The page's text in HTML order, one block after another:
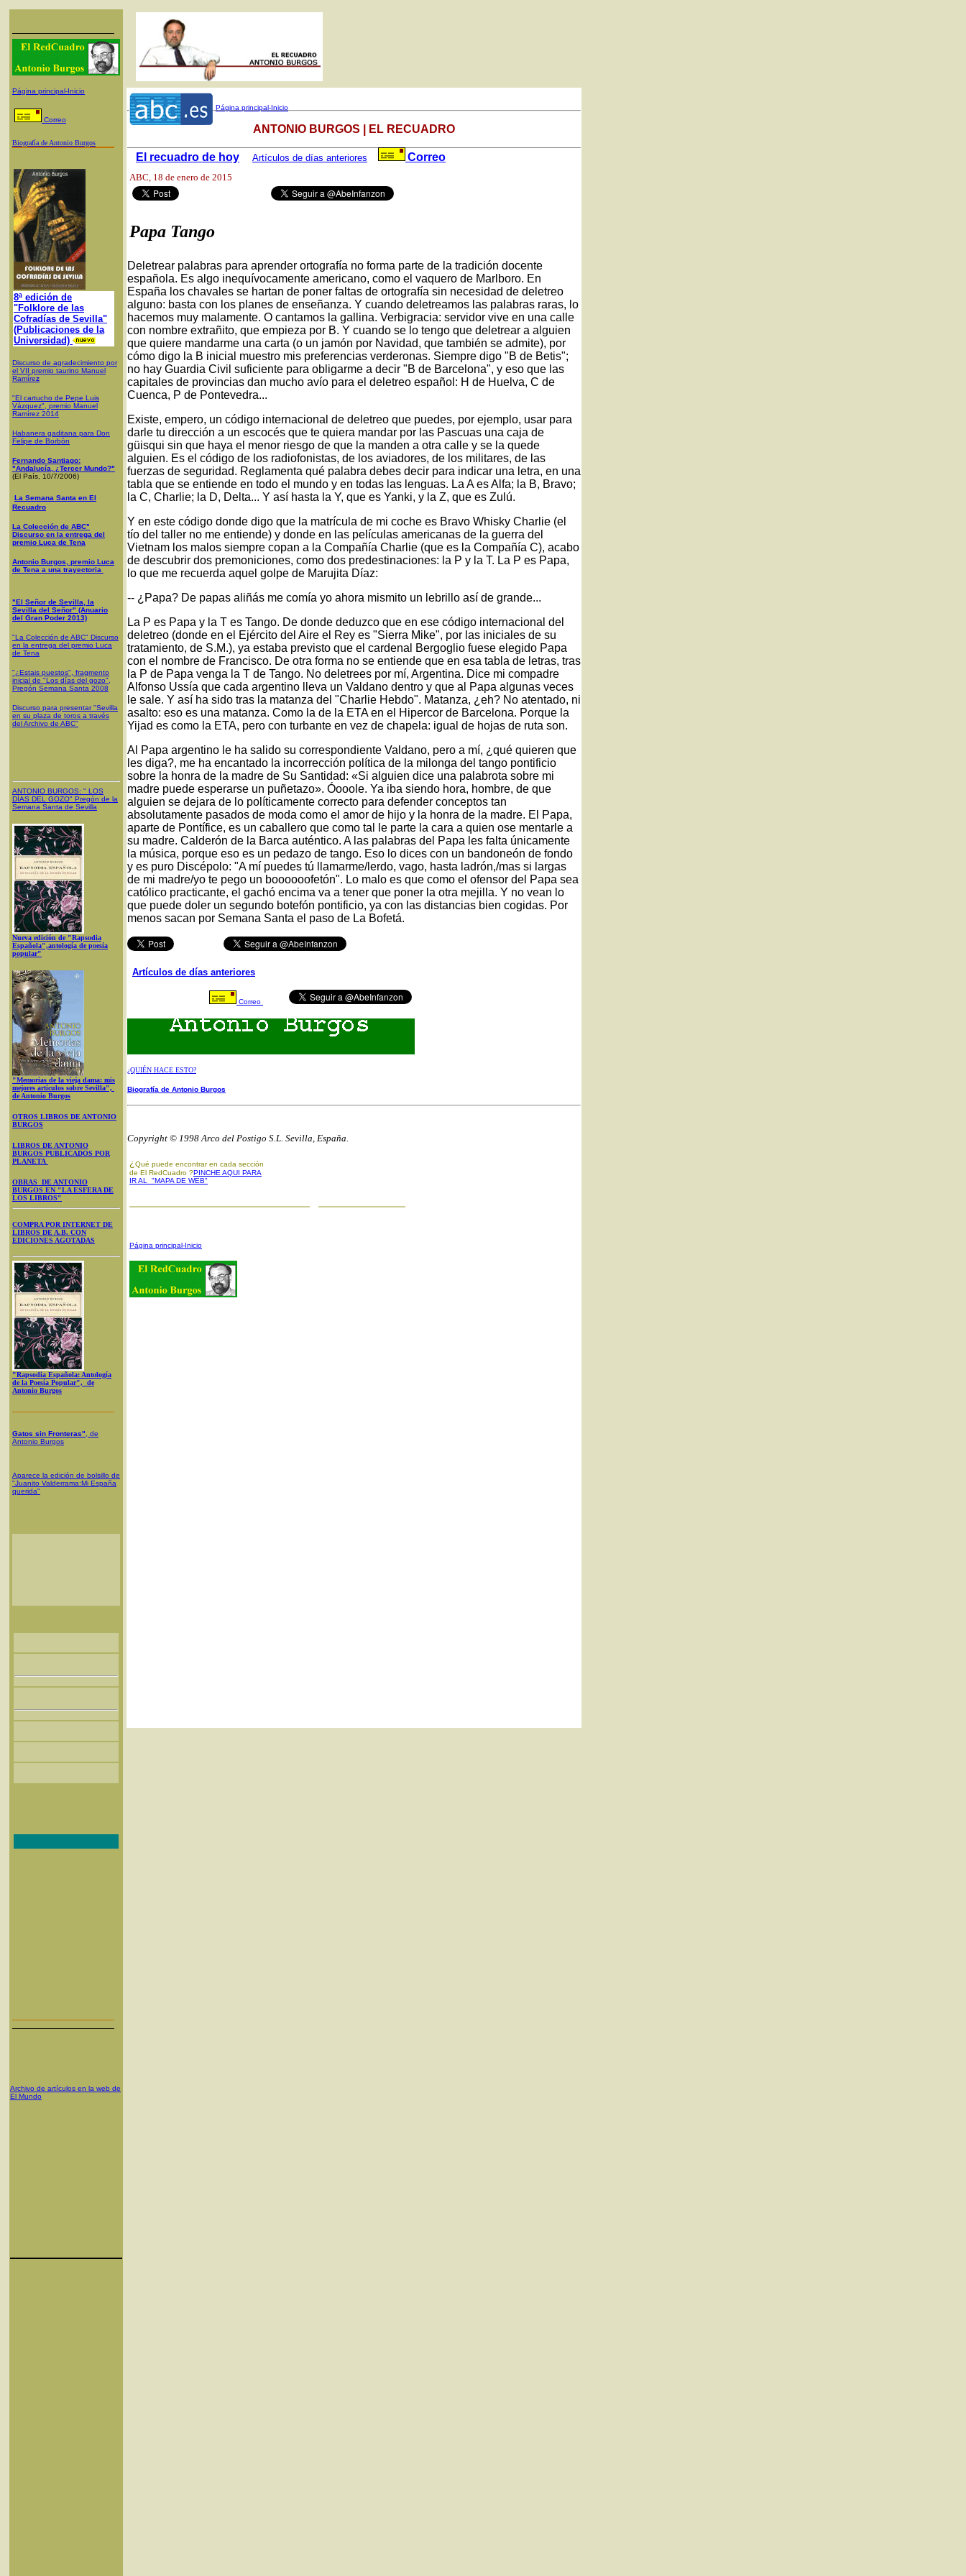
Página principal-Inicio
Correo
Biografía de Antonio Burgos
8ª edición de
"Folklore de las
Cofradías de Sevilla"
(Publicaciones de la
Universidad)
Discurso de agradecimiento por
el VII premio taurino Manuel
Ramírez
"El cartucho de Pepe Luis
Vázquez", premio Manuel
Ramírez 2014
Habanera gaditana para Don
Felipe de Borbón
Fernando Santiago:
"Andalucía, ¿Tercer Mundo?"
(El País, 10/7/2006)
La Semana Santa en El
Recuadro
La Colección de ABC"
Discurso en la entrega del
premio Luca de Tena
Antonio Burgos, premio Luca
de Tena a una trayectoria
"El Señor de Sevilla, la
Sevilla del Señor" (Anuario
del Gran Poder 2013)
"La Colección de ABC" Discurso
en la entrega del premio Luca
de Tena
"¿Estais puestos", fragmento
inicial de "Los días del gozo",
Pregón Semana Santa 2008
Discurso para presentar "Sevilla
en su plaza de toros a través
del Archivo de ABC"
ANTONIO BURGOS: " LOS
DÍAS DEL GOZO" Pregón de la
Semana Santa de Sevilla
Nueva edición de "Rapsodia
Española",antología de poesía
popular"
"Memorias de la vieja dama: mis
mejores artículos sobre Sevilla",
de Antonio Burgos
OTROS LIBROS DE ANTONIO
BURGOS
LIBROS DE ANTONIO
BURGOS PUBLICADOS POR
PLANETA
OBRAS DE ANTONIO
BURGOS EN "LA ESFERA DE
LOS LIBROS"
COMPRA POR INTERNET DE
LIBROS DE A.B. CON
EDICIONES AGOTADAS
"Rapsodia Española: Antología
de la Poesía Popular", de
Antonio Burgos
Gatos sin Fronteras" , de
Antonio Burgos
Aparece la edición de bolsillo de
"Juanito Valderrama:Mi España
querida"
Archivo de artículos en la web de
El Mundo
Página principal-Inicio
El recuadro de hoy Artículos de días anteriores Correo
ANTONIO BURGOS | EL RECUADRO
ABC, 18 de enero de 2015
Papa Tango
Deletrear palabras para aprender ortografía no forma parte de la tradición docente
española. Es algo inequívocamente americano, como el vaquero de Marlboro. En
España los chavales se hartan de poner faltas de ortografía sin necesidad de deletreo
alguno: basta con los planes de enseñanza. Y cuando deletreamos las palabras raras, lo
hacemos muy malamente. O cantamos la gallina. Verbigracia: servidor vive en una calle
con nombre extrañito, que empieza por B. Y cuando se lo tengo que deletrear a alguien
que quiere mandarme una carta (o un jamón por Navidad, que también se admite), por
cómo digo la B inicial muestro mis preferencias verderonas. Siempre digo "B de Betis";
no hay Guardia Civil suficiente para obligarme a decir "B de Barcelona", y eso que las
capitales de provincias dan mucho avío para el deletreo español: H de Huelva, C de
Cuenca, P de Pontevedra...
Existe, empero, un código internacional de deletreo que puedes, por ejemplo, usar para
darle tu dirección a un escocés que te quiera mandar por las Pascuas una caja de
güisqui sin que haya el menor riesgo de que la manden a otra calle y se la quede
alguien. Es el código de los radiofonistas, de los aviadores, de los militares, de las
fuerzas de seguridad. Reglamenta qué palabra debes decir para indicar una letra, en una
tabla que se entiende en todo el mundo y en todas las lenguas. La A es Alfa; la B, Bravo;
la C, Charlie; la D, Delta... Y así hasta la Y, que es Yanki, y la Z, que es Zulú.
Y en este código donde digo que la matrícula de mi coche es Bravo Whisky Charlie (el
tío del taller no me entiende) y donde en las películas americanas de la guerra del
Vietnam los malos siempre copan a la Compañía Charlie (que es la Compañía C), acabo
de descubrir dos premoniciones, como dos predestinaciones: la P y la T. La P es Papa,
lo que me recuerda aquel golpe de Marujita Díaz:
-- ¿Papa? De papas aliñás me comía yo ahora mismito un lebrillo así de grande...
La P es Papa y la T es Tango. De donde deduzco que en ese código internacional del
deletreo (donde en el Ejército del Aire el Rey es "Sierra Mike", por las iniciales de su
tratamiento, de S.M.), ya estaba previsto que el cardenal Bergoglio fuese elegido Papa
con el nombre de Francisco. De otra forma no se entiende que en esa tabla de letras, tras
la P de Papa venga la T de Tango. No deletrees por mí, Argentina. Dice mi compadre
Alfonso Ussía que cada argentino lleva un Valdano dentro y que al Papa algunas veces
le sale. Y así ha sido tras la matanza del "Charlie Hebdo". Matanza, ¿eh? No atentado, ni
asalto: eso es una matanza. Como la de la ETA en el Hipercor de Barcelona. Porque la
Yijad es como la ETA, pero con turbante en vez de chapela: igual de hojas de ruta son.
Al Papa argentino le ha salido su correspondiente Valdano, pero a mí, ¿qué quieren que
les diga?, me ha encantado la incorrección política de la milonga del tango pontificio
sobre la honra de la madre de Su Santidad: «Si alguien dice una palabrota sobre mi
madre puede esperarse un puñetazo». Óooole. Ya iba siendo hora, hombre, de que
alguien se dejara de lo políticamente correcto para defender conceptos tan
absolutamente pasados de moda como el amor de hijo y la honra de la madre. El Papa,
aparte de Pontífice, es un caballero que como tal le parte la cara a quien ose mentarle a
su madre. Calderón de la Barca auténtico. A las palabras del Papa les falta únicamente
la música, porque eso es un pedazo de tango. Eso lo dices con un bandoneón de fondo
y es puro Discépolo: "A mí puedes tú llamarme/lerdo, vago, hasta ladrón,/mas si largas
de mi madre/yo te pego un boooooofetón". Lo malo es que como el ofensor del Papa sea
católico practicante, el gachó encima va a tener que poner la otra mejilla. Y no vean lo
que puede doler un segundo botefón pontificio, ya con las distancias bien cogidas. Por
menos sacan por Semana Santa el paso de La Bofetá.
Artículos de días anteriores
Correo
¿QUIÉN HACE ESTO?
Biografía de Antonio Burgos
Copyright © 1998 Arco del Postigo S.L. Sevilla, España.
¿ Qué puede encontrar en cada sección
de El RedCuadro ?PINCHE AQUI PARA
IR AL "MAPA DE WEB"
Página principal-Inicio